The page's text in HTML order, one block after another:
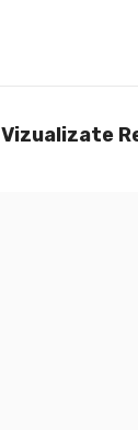
Vizualizate